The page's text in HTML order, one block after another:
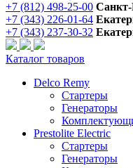
+7 (812) 498-25-00 Санкт-
+7 (343) 226-01-64
+7 (343) 237-30-32
Каталог товаров
Delco Remy
Стартеры
Генераторы
Prestolite Electric
Стартеры
Генераторы